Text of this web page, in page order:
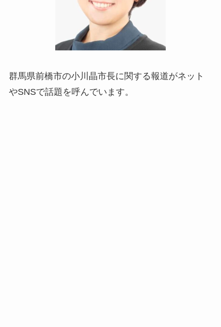
群馬県前橋市の小川晶市長に関する報道がネット
やSNSで話題を呼んでいます。